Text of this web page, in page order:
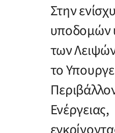
Στην
υποδομών
των
το
Ενέργειας,